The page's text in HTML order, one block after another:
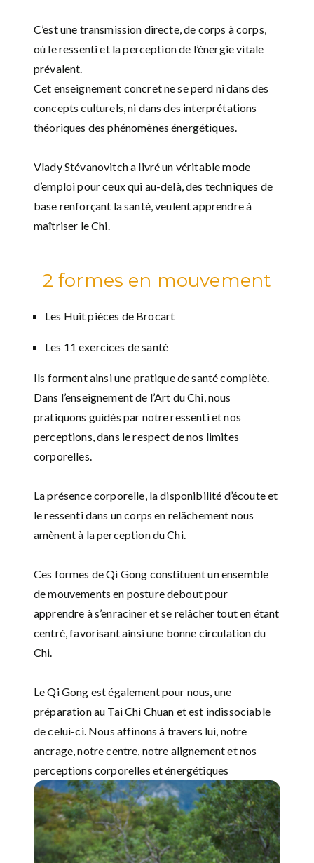
C’est une transmission directe, de corps à corps,
où le ressenti et la perception de l’énergie vitale
prévalent.
Cet enseignement concret ne se perd ni dans des
concepts culturels, ni dans des interprétations
théoriques des phénomènes énergétiques.
Vlady Stévanovitch a livré un véritable mode
d’emploi pour ceux qui au-delà, des techniques de
base renforçant la santé, veulent apprendre à
maîtriser le Chi.
2 formes en mouvement
Les Huit pièces de Brocart
Les 11 exercices de santé
Ils forment ainsi une pratique de santé complète.
Dans l’enseignement de l’Art du Chi, nous
pratiquons guidés par notre ressenti et nos
perceptions, dans le respect de nos limites
corporelles.
La présence corporelle, la disponibilité d’écoute et
le ressenti dans un corps en relâchement nous
amènent à la perception du Chi.
Ces formes de Qi Gong constituent un ensemble
de mouvements en posture debout pour
apprendre à s’enraciner et se relâcher tout en étant
centré, favorisant ainsi une bonne circulation du
Chi.
Le Qi Gong est également pour nous, une
préparation au Tai Chi Chuan et est indissociable
de celui-ci. Nous affinons à travers lui, notre
ancrage, notre centre, notre alignement et nos
perceptions corporelles et énergétiques